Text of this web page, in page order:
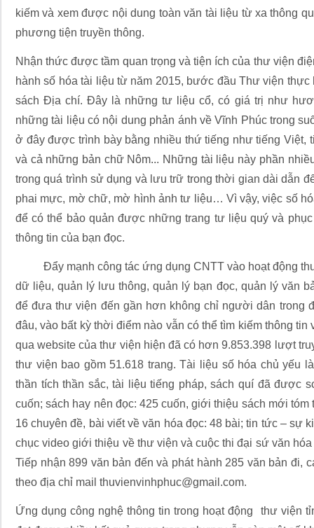
kiếm và xem được nội dung toàn văn tài liệu từ xa thông
phương tiện truyền thông.
Nhận thức được tầm quan trọng và tiện ích của thư viện
hành số hóa tài liệu từ năm 2015, bước đầu Thư viện
sách Địa chí. Đây là những tư liệu cổ, có giá trị như
những tài liệu có nội dung phản ánh về Vĩnh Phúc trong
ở đây được trình bày bằng nhiều thứ tiếng như tiếng Việt,
và cả những bản chữ Nôm... Những tài liệu này phần
trong quá trình sử dụng và lưu trữ trong thời gian dài dẫn
phai mực, mờ chữ, mờ hình ảnh tư liệu… Vì vậy, việc số
để có thể bảo quản được những trang tư liệu quý và
thông tin của bạn đọc.
Đẩy mạnh công tác ứng dụng CNTT vào hoạt động thư
dữ liệu, quản lý lưu thông, quản lý bạn đọc, quản lý văn
để đưa thư viện đến gần hơn không chỉ người dân trong
đâu, vào bất kỳ thời điểm nào vẫn có thể tìm kiếm thông
qua website của thư viện hiện đã có hơn 9.853.398 lượt
thư viện bao gồm 51.618 trang. Tài liệu số hóa chủ yếu
thần tích thần sắc, tài liệu tiếng pháp, sách quí đã được
cuốn; sách hay nên đọc: 425 cuốn, giới thiệu sách mới tóm
16 chuyên đề, bài viết về văn hóa đọc: 48 bài; tin tức – sự
chục video giới thiệu về thư viện và cuộc thi đại sứ văn
Tiếp nhận 899 văn bản đến và phát hành 285 văn bản đi,
theo địa chỉ mail thuvienvinhphuc@gmail.com.
Ứng dụng công nghệ thông tin trong hoạt động thư viện